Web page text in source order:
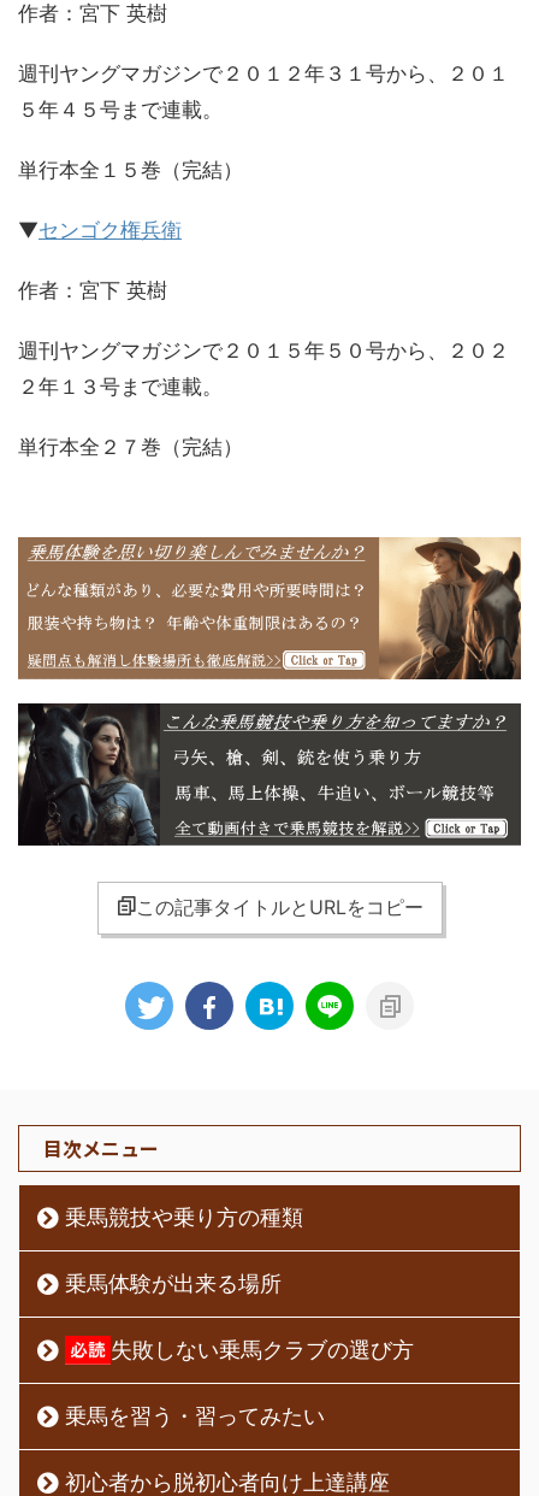
作者：宮下 英樹
週刊ヤングマガジンで２０１２年３１号から、２０１
５年４５号まで連載。
単行本全１５巻（完結）
▼センゴク権兵衛
作者：宮下 英樹
週刊ヤングマガジンで２０１５年５０号から、２０２
２年１３号まで連載。
単行本全２７巻（完結）
この記事タイトルとURLをコピー
目次メニュー
乗馬競技や乗り方の種類
乗馬体験が出来る場所
失敗しない乗馬クラブの選び方
乗馬を習う・習ってみたい
初心者から脱初心者向け上達講座